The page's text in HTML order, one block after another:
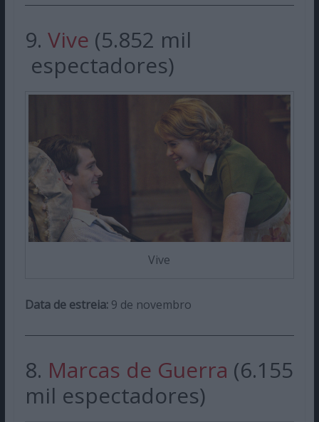
9. Vive (5.852 mil
espectadores)
Vive
Data de estreia: 9 de novembro
8. Marcas de Guerra (6.155
mil espectadores)